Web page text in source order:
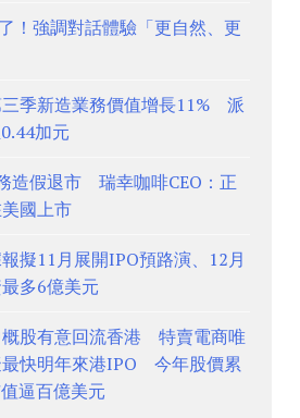
！強調對話體驗「更自然、更
季新造業務價值增長11% 派
加元
造假退市 瑞幸咖啡CEO：正
國上市
擬11月展開IPO預路演、12月
多6億美元
股有意回流香港 特賣電商唯
快明年來港IPO 今年股價累
逼百億美元